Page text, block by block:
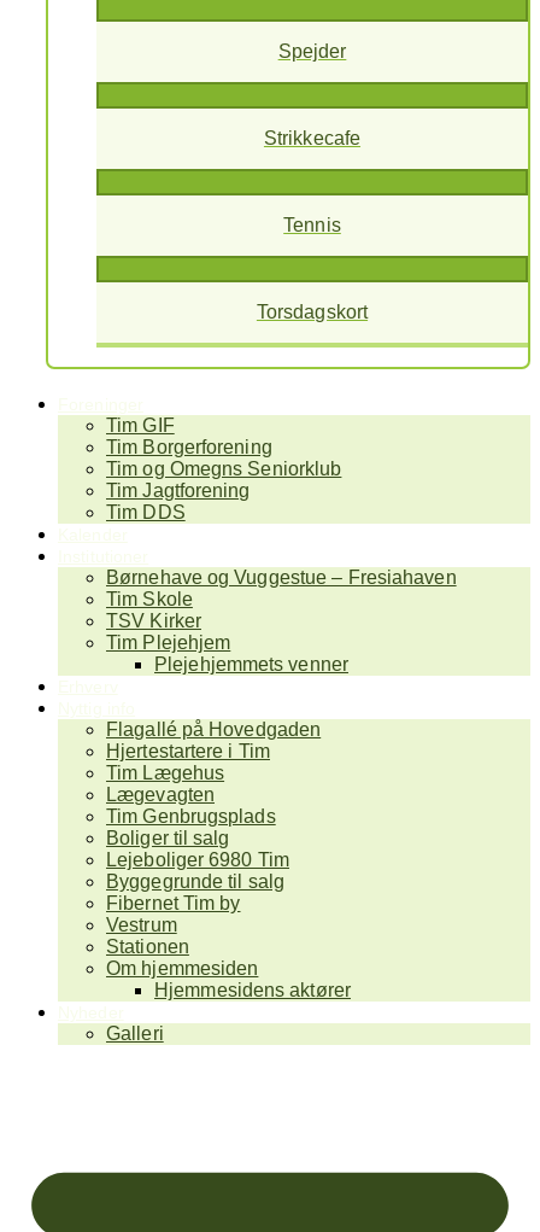
Spejder
Strikkecafe
Tennis
Torsdagskort
Tim GIF
Tim Borgerforening
Tim og Omegns Seniorklub
Tim Jagtforening
Tim DDS
Børnehave og Vuggestue – Fresiahaven
Tim Skole
TSV Kirker
Tim Plejehjem
Plejehjemmets venner
Flagallé på Hovedgaden
Hjertestartere i Tim
Tim Lægehus
Lægevagten
Tim Genbrugsplads
Boliger til salg
Lejeboliger 6980 Tim
Byggegrunde til salg
Fibernet Tim by
Vestrum
Stationen
Om hjemmesiden
Hjemmesidens aktører
Galleri